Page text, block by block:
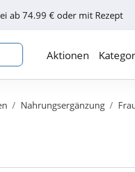
ab 74.99 € oder mit Rezept
Aktionen
Nahrungsergänzung